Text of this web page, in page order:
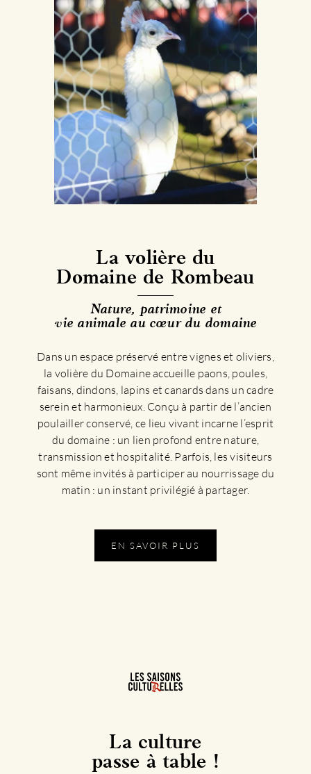
La volière du
Domaine de Rombeau
Nature, patrimoine et
vie animale au cœur du domaine
Dans un espace préservé entre vignes et oliviers,
la volière du Domaine accueille paons, poules,
faisans, dindons, lapins et canards dans un cadre
serein et harmonieux. Conçu à partir de l’ancien
poulailler conservé, ce lieu vivant incarne l’esprit
du domaine : un lien profond entre nature,
transmission et hospitalité. Parfois, les visiteurs
sont même invités à participer au nourrissage du
matin : un instant privilégié à partager.
EN SAVOIR PLUS
La culture
passe à table !